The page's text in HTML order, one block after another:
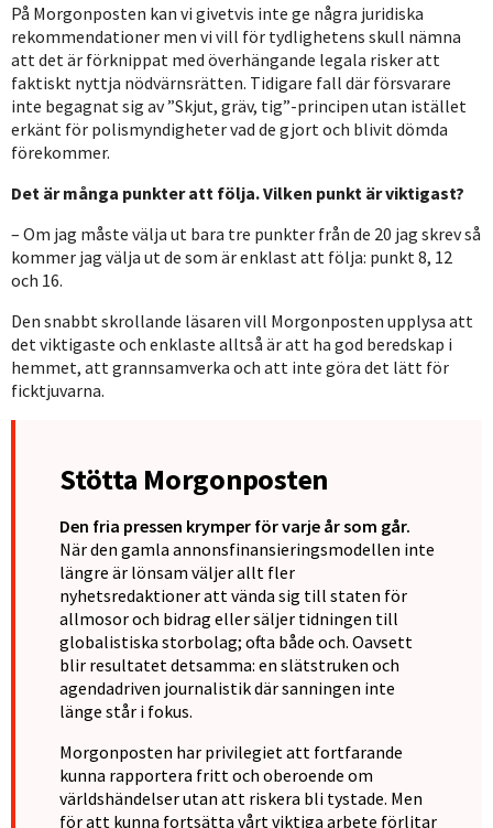
På Morgonposten kan vi givetvis inte ge några juridiska
rekommendationer men vi vill för tydlighetens skull nämna
att det är förknippat med överhängande legala risker att
faktiskt nyttja nödvärnsrätten. Tidigare fall där försvarare
inte begagnat sig av ”Skjut, gräv, tig”-principen utan istället
erkänt för polismyndigheter vad de gjort och blivit dömda
förekommer.
Det är många punkter att följa. Vilken punkt är viktigast?
Om jag måste välja ut bara tre punkter från de 20 jag skrev så
kommer jag välja ut de som är enklast att följa: punkt 8, 12
och 16.
Den snabbt skrollande läsaren vill Morgonposten upplysa att
det viktigaste och enklaste alltså är att ha god beredskap i
hemmet, att grannsamverka och att inte göra det lätt för
ficktjuvarna.
Stötta Morgonposten
Den fria pressen krymper för varje år som går.
När den gamla annonsfinansieringsmodellen inte
längre är lönsam väljer allt fler
nyhetsredaktioner att vända sig till staten för
allmosor och bidrag eller säljer tidningen till
globalistiska storbolag; ofta både och. Oavsett
blir resultatet detsamma: en slätstruken och
agendadriven journalistik där sanningen inte
länge står i fokus.
Morgonposten har privilegiet att fortfarande
kunna rapportera fritt och oberoende om
världshändelser utan att riskera bli tystade. Men
för att kunna fortsätta vårt viktiga arbete förlitar